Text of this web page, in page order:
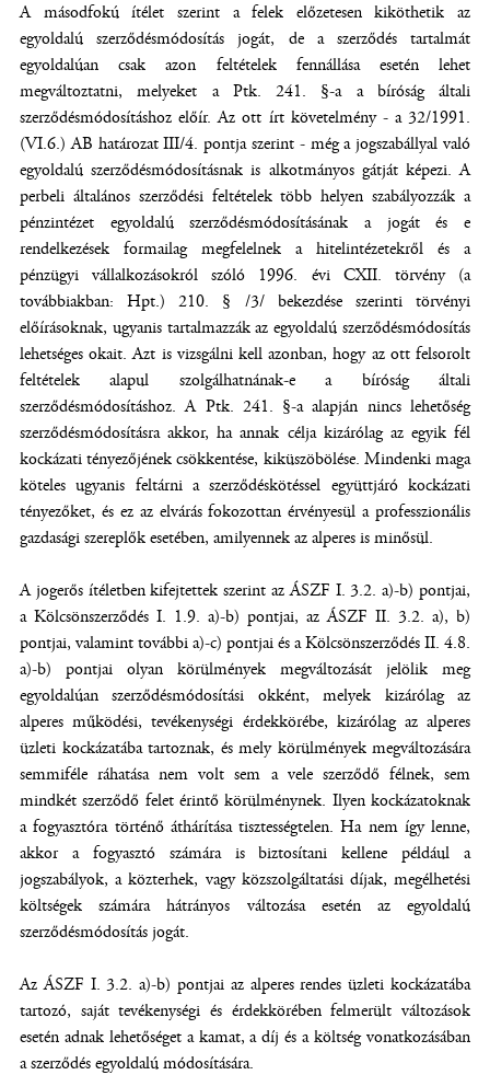
A másodfokú ítélet szerint a felek előzetesen kiköthetik az
egyoldalú szerződésmódosítás jogát, de a szerződés tartalmát
egyoldalúan csak azon feltételek fennállása esetén lehet
megváltoztatni, melyeket a Ptk. 241. §-a a bíróság általi
szerződésmódosításhoz előír. Az ott írt követelmény - a 32/1991.
(VI.6.) AB határozat III/4. pontja szerint - még a jogszabállyal való
egyoldalú szerződésmódosításnak is alkotmányos gátját képezi. A
perbeli általános szerződési feltételek több helyen szabályozzák a
pénzintézet egyoldalú szerződésmódosításának a jogát és e
rendelkezések formailag megfelelnek a hitelintézetekről és a
pénzügyi vállalkozásokról szóló 1996. évi CXII. törvény (a
továbbiakban: Hpt.) 210. § /3/ bekezdése szerinti törvényi
előírásoknak, ugyanis tartalmazzák az egyoldalú szerződésmódosítás
lehetséges okait. Azt is vizsgálni kell azonban, hogy az ott felsorolt
feltételek alapul szolgálhatnának-e a bíróság általi
szerződésmódosításhoz. A Ptk. 241. §-a alapján nincs lehetőség
szerződésmódosításra akkor, ha annak célja kizárólag az egyik fél
kockázati tényezőjének csökkentése, kiküszöbölése. Mindenki maga
köteles ugyanis feltárni a szerződéskötéssel együttjáró kockázati
tényezőket, és ez az elvárás fokozottan érvényesül a professzionális
gazdasági szereplők esetében, amilyennek az alperes is minősül.
A jogerős ítéletben kifejtettek szerint az ÁSZF I. 3.2. a)-b) pontjai,
a Kölcsönszerződés I. 1.9. a)-b) pontjai, az ÁSZF II. 3.2. a), b)
pontjai, valamint további a)-c) pontjai és a Kölcsönszerződés II. 4.8.
a)-b) pontjai olyan körülmények megváltozását jelölik meg
egyoldalúan szerződésmódosítási okként, melyek kizárólag az
alperes működési, tevékenységi érdekkörébe, kizárólag az alperes
üzleti kockázatába tartoznak, és mely körülmények megváltozására
semmiféle ráhatása nem volt sem a vele szerződő félnek, sem
mindkét szerződő felet érintő körülménynek. Ilyen kockázatoknak
a fogyasztóra történő áthárítása tisztességtelen. Ha nem így lenne,
akkor a fogyasztó számára is biztosítani kellene például a
jogszabályok, a közterhek, vagy közszolgáltatási díjak, megélhetési
költségek számára hátrányos változása esetén az egyoldalú
szerződésmódosítás jogát.
Az ÁSZF I. 3.2. a)-b) pontjai az alperes rendes üzleti kockázatába
tartozó, saját tevékenységi és érdekkörében felmerült változások
esetén adnak lehetőséget a kamat, a díj és a költség vonatkozásában
a szerződés egyoldalú módosítására.